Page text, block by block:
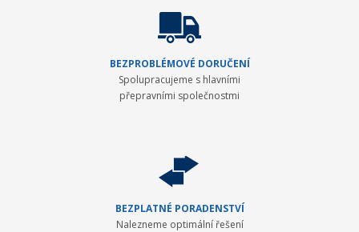
BEZPROBLÉMOVÉ DORUČENÍ
Spolupracujeme s hlavními
přepravními společnostmi
BEZPLATNÉ PORADENSTVÍ
Nalezneme optimální řešení